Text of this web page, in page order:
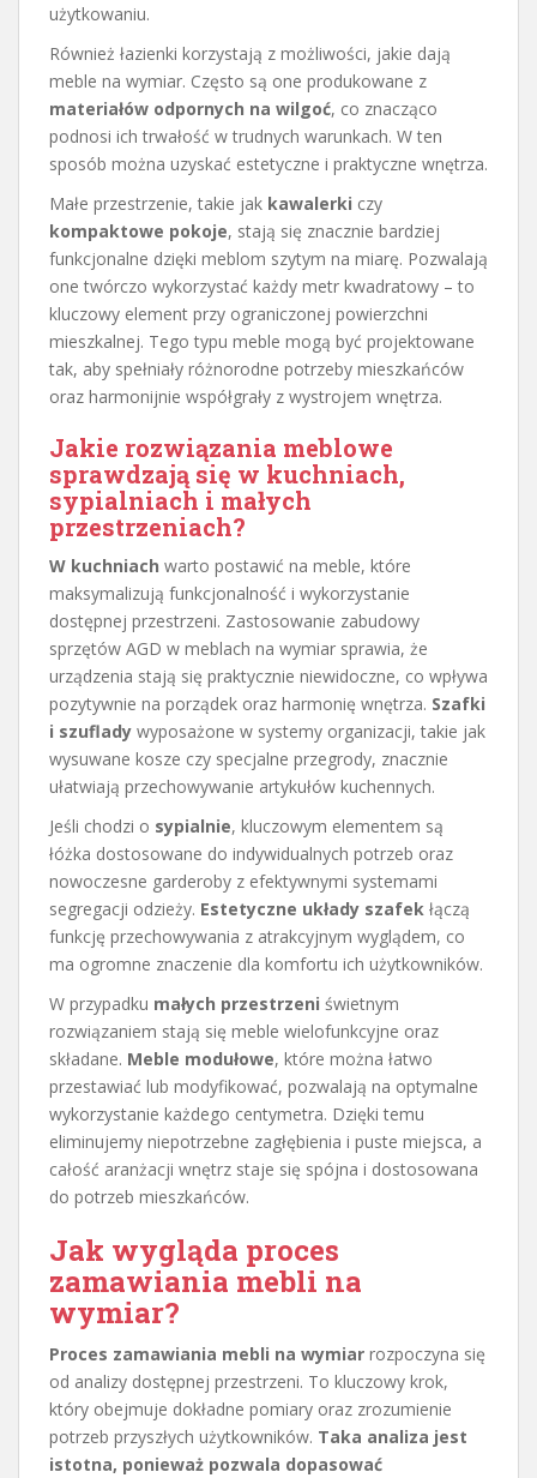
użytkowaniu.
Również łazienki korzystają z możliwości, jakie dają
meble na wymiar. Często są one produkowane z
materiałów odpornych na wilgoć, co znacząco
podnosi ich trwałość w trudnych warunkach. W ten
sposób można uzyskać estetyczne i praktyczne wnętrza.
Małe przestrzenie, takie jak kawalerki czy
kompaktowe pokoje, stają się znacznie bardziej
funkcjonalne dzięki meblom szytym na miarę. Pozwalają
one twórczo wykorzystać każdy metr kwadratowy – to
kluczowy element przy ograniczonej powierzchni
mieszkalnej. Tego typu meble mogą być projektowane
tak, aby spełniały różnorodne potrzeby mieszkańców
oraz harmonijnie współgrały z wystrojem wnętrza.
Jakie rozwiązania meblowe
sprawdzają się w kuchniach,
sypialniach i małych
przestrzeniach?
W kuchniach warto postawić na meble, które
maksymalizują funkcjonalność i wykorzystanie
dostępnej przestrzeni. Zastosowanie zabudowy
sprzętów AGD w meblach na wymiar sprawia, że
urządzenia stają się praktycznie niewidoczne, co wpływa
pozytywnie na porządek oraz harmonię wnętrza. Szafki
i szuflady wyposażone w systemy organizacji, takie jak
wysuwane kosze czy specjalne przegrody, znacznie
ułatwiają przechowywanie artykułów kuchennych.
Jeśli chodzi o sypialnie, kluczowym elementem są
łóżka dostosowane do indywidualnych potrzeb oraz
nowoczesne garderoby z efektywnymi systemami
segregacji odzieży. Estetyczne układy szafek łączą
funkcję przechowywania z atrakcyjnym wyglądem, co
ma ogromne znaczenie dla komfortu ich użytkowników.
W przypadku małych przestrzeni świetnym
rozwiązaniem stają się meble wielofunkcyjne oraz
składane. Meble modułowe, które można łatwo
przestawiać lub modyfikować, pozwalają na optymalne
wykorzystanie każdego centymetra. Dzięki temu
eliminujemy niepotrzebne zagłębienia i puste miejsca, a
całość aranżacji wnętrz staje się spójna i dostosowana
do potrzeb mieszkańców.
Jak wygląda proces
zamawiania mebli na
wymiar?
Proces zamawiania mebli na wymiar rozpoczyna się
od analizy dostępnej przestrzeni. To kluczowy krok,
który obejmuje dokładne pomiary oraz zrozumienie
potrzeb przyszłych użytkowników. Taka analiza jest
istotna, ponieważ pozwala dopasować